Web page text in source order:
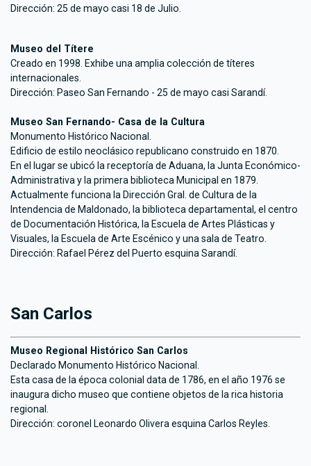
Dirección: 25 de mayo casi 18 de Julio.
Museo del Títere
Creado en 1998. Exhibe una amplia colección de títeres
internacionales.
Dirección: Paseo San Fernando - 25 de mayo casi Sarandí.
Museo San Fernando- Casa de la Cultura
Monumento Histórico Nacional.
Edificio de estilo neoclásico republicano construido en 1870.
En el lugar se ubicó la receptoría de Aduana, la Junta Económico-
Administrativa y la primera biblioteca Municipal en 1879.
Actualmente funciona la Dirección Gral. de Cultura de la
Intendencia de Maldonado, la biblioteca departamental, el centro
de Documentación Histórica, la Escuela de Artes Plásticas y
Visuales, la Escuela de Arte Escénico y una sala de Teatro.
Dirección: Rafael Pérez del Puerto esquina Sarandí.
San Carlos
Museo Regional Histórico San Carlos
Declarado Monumento Histórico Nacional.
Esta casa de la época colonial data de 1786, en el año 1976 se
inaugura dicho museo que contiene objetos de la rica historia
regional.
Dirección: coronel Leonardo Olivera esquina Carlos Reyles.